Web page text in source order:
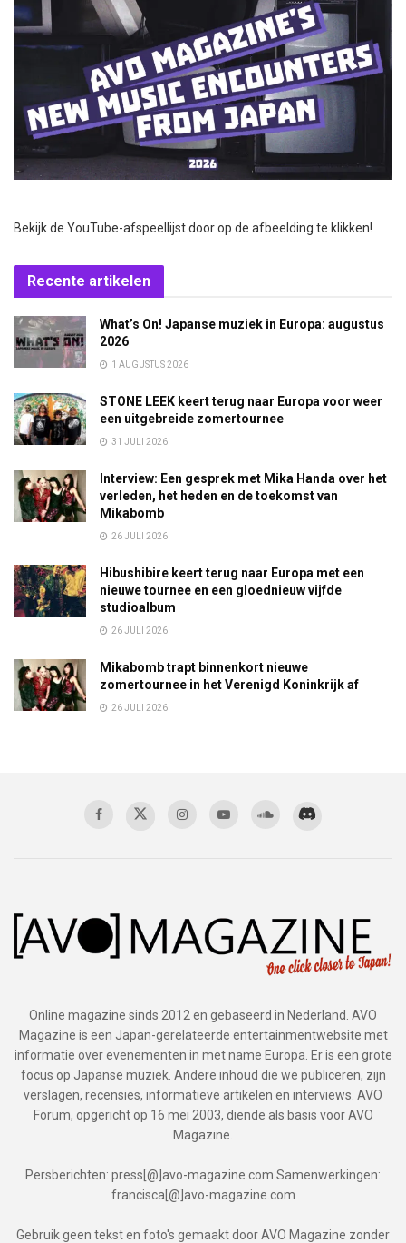
Bekijk de YouTube-afspeellijst door op de afbeelding te klikken!
Recente artikelen
What’s On! Japanse muziek in Europa: augustus
2026
1 AUGUSTUS 2026
STONE LEEK keert terug naar Europa voor weer
een uitgebreide zomertournee
31 JULI 2026
Interview: Een gesprek met Mika Handa over het
verleden, het heden en de toekomst van
Mikabomb
26 JULI 2026
Hibushibire keert terug naar Europa met een
nieuwe tournee en een gloednieuw vijfde
studioalbum
26 JULI 2026
Mikabomb trapt binnenkort nieuwe
zomertournee in het Verenigd Koninkrijk af
26 JULI 2026
Online magazine sinds 2012 en gebaseerd in Nederland. AVO
Magazine is een Japan-gerelateerde entertainmentwebsite met
informatie over evenementen in met name Europa. Er is een grote
focus op Japanse muziek. Andere inhoud die we publiceren, zijn
verslagen, recensies, informatieve artikelen en interviews. AVO
Forum, opgericht op 16 mei 2003, diende als basis voor AVO
Magazine.
Persberichten: press[@]avo-magazine.com Samenwerkingen:
francisca[@]avo-magazine.com
Gebruik geen tekst en foto's gemaakt door AVO Magazine zonder